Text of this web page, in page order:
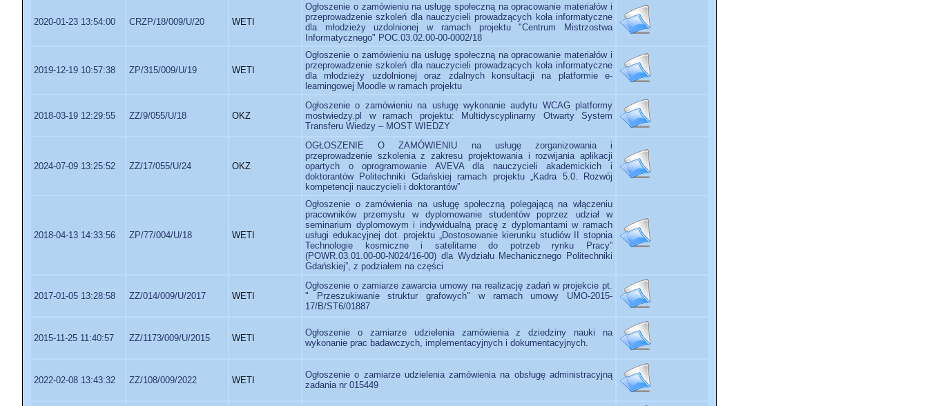
2020-01-23 13:54:00 CRZP/18/009/U/20 WETI
Ogłoszenie o zamówieniu na usługę społeczną na opracowanie materiałów i
przeprowadzenie szkoleń dla nauczycieli prowadzących koła informatyczne
dla młodzieży uzdolnionej w ramach projektu "Centrum Mistrzostwa
Informatycznego" POC.03.02.00-00-0002/18
2019-12-19 10:57:38 ZP/315/009/U/19 WETI
Ogłoszenie o zamówieniu na usługę społeczną na opracowanie materiałów i
przeprowadzenie szkoleń dla nauczycieli prowadzących koła informatyczne
dla młodzieży uzdolnionej oraz zdalnych konsultacji na platformie e-
learningowej Moodle w ramach projektu
2018-03-19 12:29:55 ZZ/9/055/U/18 OKZ
Ogłoszenie o zamówieniu na usługę wykonanie audytu WCAG platformy
mostwiedzy.pl w ramach projektu: Multidyscyplinarny Otwarty System
Transferu Wiedzy – MOST WIEDZY
2024-07-09 13:25:52 ZZ/17/055/U/24 OKZ
OGŁOSZENIE O ZAMÓWIENIU na usługę zorganizowania i
przeprowadzenie szkolenia z zakresu projektowania i rozwijania aplikacji
opartych o oprogramowanie AVEVA dla nauczycieli akademickich i
doktorantów Politechniki Gdańskiej ramach projektu „Kadra 5.0. Rozwój
kompetencji nauczycieli i doktorantów”
2018-04-13 14:33:56 ZP/77/004/U/18 WETI
Ogłoszenie o zamówienia na usługę społeczną polegającą na włączeniu
pracowników przemysłu w dyplomowanie studentów poprzez udział w
seminarium dyplomowym i indywidualną pracę z dyplomantami w ramach
usługi edukacyjnej dot. projektu „Dostosowanie kierunku studiów II stopnia
Technologie kosmiczne i satelitarne do potrzeb rynku Pracy”
(POWR.03.01.00-00-N024/16-00) dla Wydziału Mechanicznego Politechniki
Gdańskiej”, z podziałem na części
2017-01-05 13:28:58 ZZ/014/009/U/2017 WETI
Ogłoszenie o zamiarze zawarcia umowy na realizację zadań w projekcie pt.
" Przeszukiwanie struktur grafowych" w ramach umowy UMO-2015-
17/B/ST6/01887
2015-11-25 11:40:57 ZZ/1173/009/U/2015 WETI
Ogłoszenie o zamiarze udzielenia zamówienia z dziedziny nauki na
wykonanie prac badawczych, implementacyjnych i dokumentacyjnych.
2022-02-08 13:43:32 ZZ/108/009/2022 WETI
Ogłoszenie o zamiarze udzielenia zamówienia na obsługę administracyjną
zadania nr 015449